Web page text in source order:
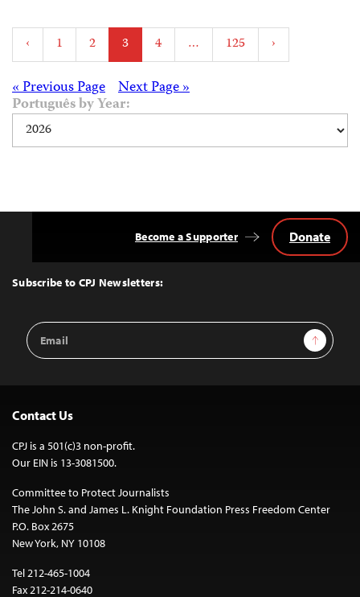
Posts
pagination
‹ 1 2 3 4 … 125 ›
Posts
navigation
Next Page »
« Previous Page
Português by Year:
Top
Subscribe to CPJ Newsletters:
Email
Address
Sign Up
Become a Supporter Donate
Contact Us
CPJ is a 501(c)3 non-profit.
Our EIN is 13-3081500.
Committee to Protect Journalists
The John S. and James L. Knight Foundation Press Freedom Center
P.O. Box 2675
New York, NY 10108
Tel 212-465-1004
Fax 212-214-0640